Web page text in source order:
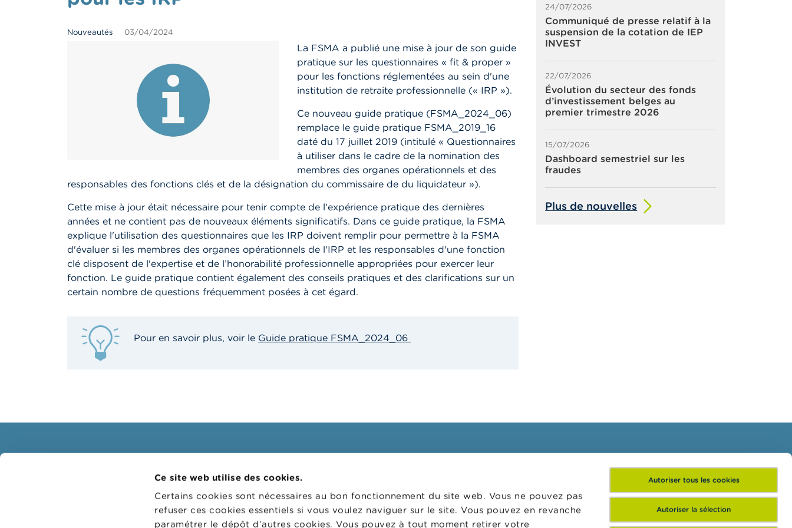
Ce site web utilise des cookies.
Certains cookies sont nécessaires au bon fonctionnement du site web. Vous ne pouvez pas
refuser ces cookies essentiels si vous voulez naviguer sur le site. Vous pouvez en revanche
paramétrer le dépôt d’autres cookies. Vous pouvez à tout moment retirer votre
Autoriser tous les cookies
Autoriser la sélection
Nouveautés 03/04/2024
La FSMA a publié une mise à jour de son guide
pratique sur les questionnaires « fit & proper »
pour les fonctions réglementées au sein d'une
institution de retraite professionnelle (« IRP »).
Ce nouveau guide pratique (FSMA_2024_06)
remplace le guide pratique FSMA_2019_16
daté du 17 juillet 2019 (intitulé « Questionnaires
à utiliser dans le cadre de la nomination des
membres des organes opérationnels et des
responsables des fonctions clés et de la désignation du commissaire de du liquidateur »).
Cette mise à jour était nécessaire pour tenir compte de l'expérience pratique des dernières
années et ne contient pas de nouveaux éléments significatifs. Dans ce guide pratique, la FSMA
explique l'utilisation des questionnaires que les IRP doivent remplir pour permettre à la FSMA
d'évaluer si les membres des organes opérationnels de l'IRP et les responsables d'une fonction
clé disposent de l'expertise et de l’honorabilité professionnelle appropriées pour exercer leur
fonction. Le guide pratique contient également des conseils pratiques et des clarifications sur un
certain nombre de questions fréquemment posées à cet égard.
Pour en savoir plus, voir le Guide pratique FSMA_2024_06
24/07/2026
Communiqué de presse relatif à la
suspension de la cotation de IEP
INVEST
22/07/2026
Évolution du secteur des fonds
d’investissement belges au
premier trimestre 2026
15/07/2026
Dashboard semestriel sur les
fraudes
Plus de nouvelles
Mises en garde & sanctions
Thèmes
Guichet digital
Actualités et Mises en garde
Liens
Inscrivez-vous à notre